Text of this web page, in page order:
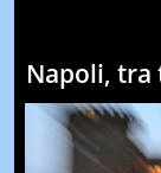
Napoli, tra